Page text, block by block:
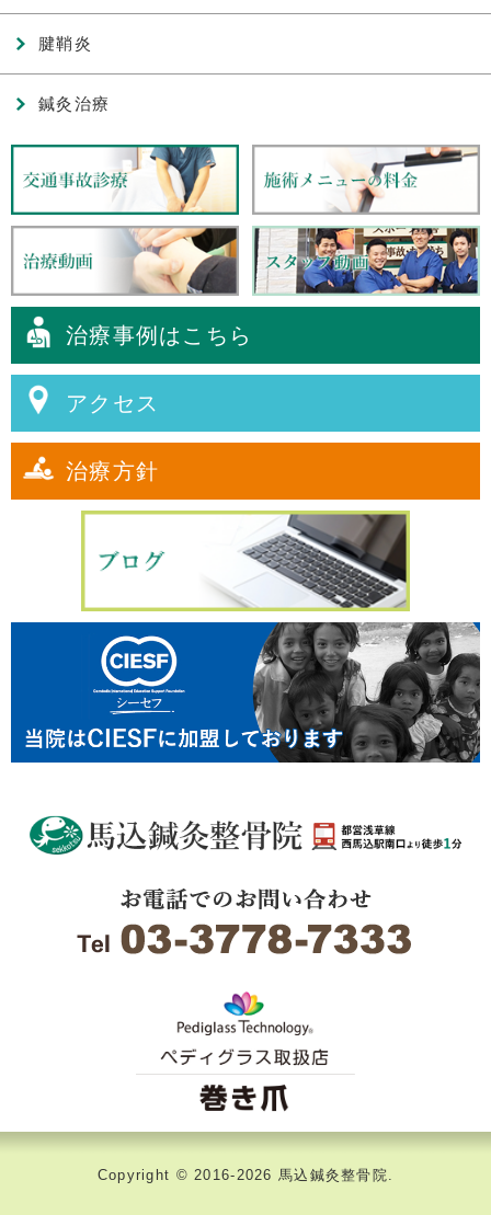
腱鞘炎
鍼灸治療
治療事例はこちら
アクセス
治療方針
Copyright ©2016-2026 馬込鍼灸整骨院.